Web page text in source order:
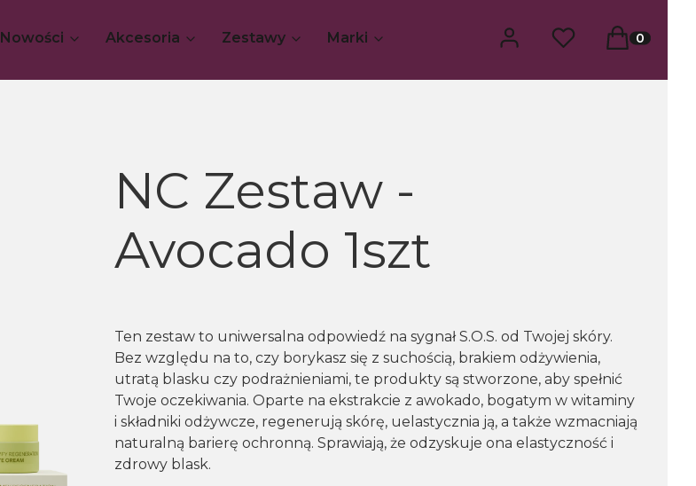
Nowości Akcesoria Zestawy Marki Zaloguj sięUlubioneProdukty
Koszyk
NC Zestaw -
Avocado 1szt
Ten zestaw to uniwersalna odpowiedź na sygnał S.O.S. od Twojej skóry.
Bez względu na to, czy borykasz się z suchością, brakiem odżywienia,
utratą blasku czy podrażnieniami, te produkty są stworzone, aby spełnić
Twoje oczekiwania. Oparte na ekstrakcie z awokado, bogatym w witaminy
i składniki odżywcze, regenerują skórę, uelastycznia ją, a także wzmacniają
naturalną barierę ochronną. Sprawiają, że odzyskuje ona elastyczność i
zdrowy blask.